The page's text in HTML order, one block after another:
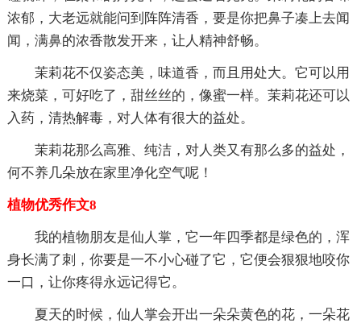
浓郁，大老远就能问到阵阵清香，要是你把鼻子凑上去闻
闻，满鼻的浓香散发开来，让人精神舒畅。
茉莉花不仅姿态美，味道香，而且用处大。它可以用
来烧菜，可好吃了，甜丝丝的，像蜜一样。茉莉花还可以
入药，清热解毒，对人体有很大的益处。
茉莉花那么高雅、纯洁，对人类又有那么多的益处，
何不养几朵放在家里净化空气呢！
植物优秀作文8
我的植物朋友是仙人掌，它一年四季都是绿色的，浑
身长满了刺，你要是一不小心碰了它，它便会狠狠地咬你
一口，让你疼得永远记得它。
夏天的时候，仙人掌会开出一朵朵黄色的花，一朵花